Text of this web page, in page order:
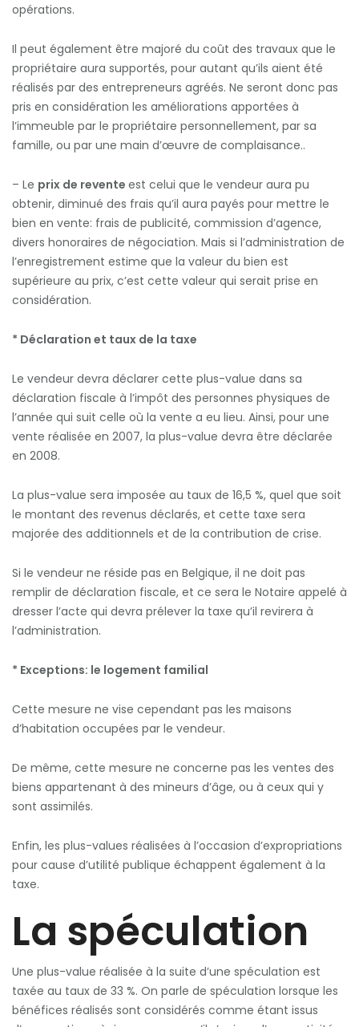
opérations.
Il peut également être majoré du coût des travaux que le
propriétaire aura supportés, pour autant qu’ils aient été
réalisés par des entrepreneurs agréés. Ne seront donc pas
pris en considération les améliorations apportées à
l’immeuble par le propriétaire personnellement, par sa
famille, ou par une main d’œuvre de complaisance..
– Le prix de revente est celui que le vendeur aura pu
obtenir, diminué des frais qu’il aura payés pour mettre le
bien en vente: frais de publicité, commission d’agence,
divers honoraires de négociation. Mais si l’administration de
l’enregistrement estime que la valeur du bien est
supérieure au prix, c’est cette valeur qui serait prise en
considération.
* Déclaration et taux de la taxe
Le vendeur devra déclarer cette plus-value dans sa
déclaration fiscale à l’impôt des personnes physiques de
l’année qui suit celle où la vente a eu lieu. Ainsi, pour une
vente réalisée en 2007, la plus-value devra être déclarée
en 2008.
La plus-value sera imposée au taux de 16,5 %, quel que soit
le montant des revenus déclarés, et cette taxe sera
majorée des additionnels et de la contribution de crise.
Si le vendeur ne réside pas en Belgique, il ne doit pas
remplir de déclaration fiscale, et ce sera le Notaire appelé à
dresser l’acte qui devra prélever la taxe qu’il revirera à
l’administration.
* Exceptions: le logement familial
Cette mesure ne vise cependant pas les maisons
d’habitation occupées par le vendeur.
De même, cette mesure ne concerne pas les ventes des
biens appartenant à des mineurs d’âge, ou à ceux qui y
sont assimilés.
Enfin, les plus-values réalisées à l’occasion d’expropriations
pour cause d’utilité publique échappent également à la
taxe.
La spéculation
Une plus-value réalisée à la suite d’une spéculation est
taxée au taux de 33 %. On parle de spéculation lorsque les
bénéfices réalisés sont considérés comme étant issus